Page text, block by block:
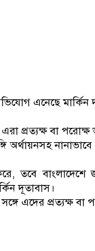
এনেছে
প্রত্যক্ষ বা পরোক্ষ
অর্থায়নসহ
তবে বাংলাদেশে
দূতাবাস।
এদের প্রত্যক্ষ বা